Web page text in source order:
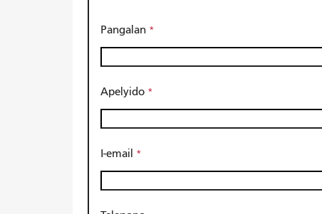
Pangalan
Apelyido
I-email